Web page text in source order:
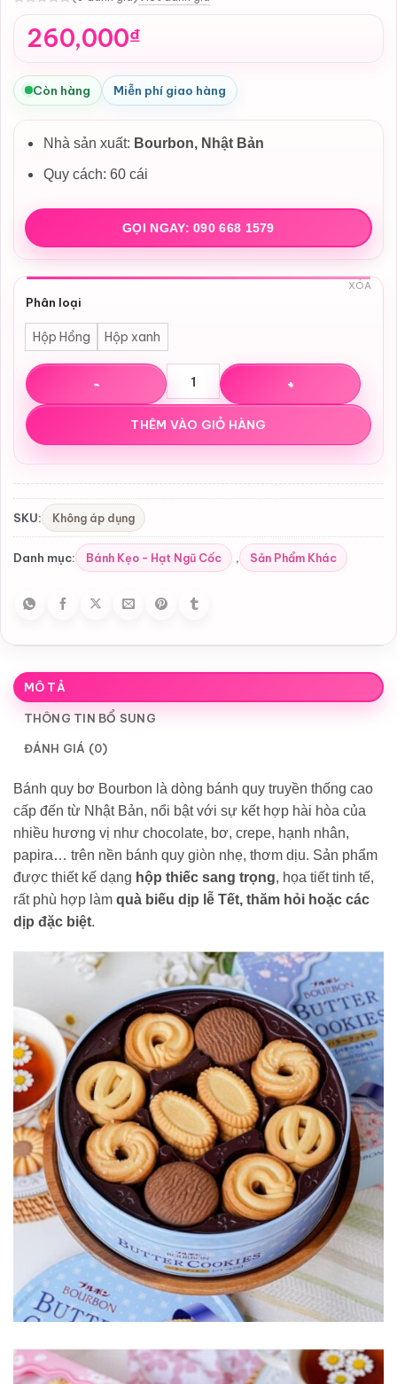
260,000₫
Còn hàng Miễn phí giao hàng
Nhà sản xuất: Bourbon, Nhật Bản
Quy cách: 60 cái
GỌI NGAY: 090 668 1579
Phân loại
Hộp Hồng Hộp xanh
XÓA
Bánh quy bơ Bourbon Butter & Torte Cookies Nhật Bản
THÊM VÀO GIỎ HÀNG
SKU: Không áp dụng
Danh mục: Bánh Kẹo - Hạt Ngũ Cốc , Sản Phẩm Khác
MÔ TẢ
THÔNG TIN BỔ SUNG
ĐÁNH GIÁ (0)
Bánh quy bơ Bourbon là dòng bánh quy truyền thống cao
cấp đến từ Nhật Bản, nổi bật với sự kết hợp hài hòa của
nhiều hương vị như chocolate, bơ, crepe, hạnh nhân,
papira… trên nền bánh quy giòn nhẹ, thơm dịu. Sản phẩm
được thiết kế dạng hộp thiếc sang trọng, họa tiết tinh tế,
rất phù hợp làm quà biếu dịp lễ Tết, thăm hỏi hoặc các
dịp đặc biệt.